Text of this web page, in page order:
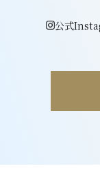
公式